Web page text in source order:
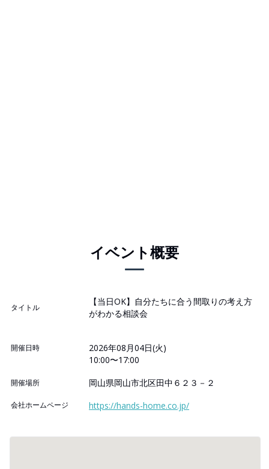
イベント概要
タイトル
【当日OK】自分たちに合う間取りの考え方
がわかる相談会
開催日時
2026年08月04日(火)
10:00〜17:00
開催場所 岡山県岡山市北区田中６２３－２
会社ホームページ https://hands-home.co.jp/